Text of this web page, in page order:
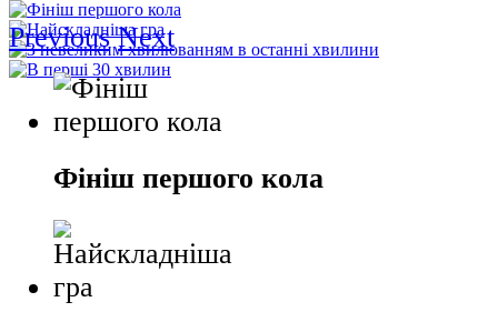
Previous Next
Фініш першого кола